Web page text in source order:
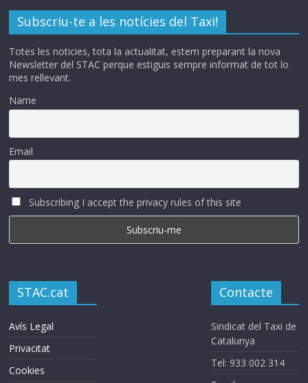
Subscriu-te a les notícies del Taxi!
Totes les noticies, tota la actualitat, estem preparant la nova
Newsletter del STAC perque estiguis sempre informat de tot lo
mes rellevant.
Name
Email
Subscribing I accept the privacy rules of this site
STAC.cat
Avís Legal
Privacitat
Cookies
Contacte
Sindicat del Taxi de
Catalunya
Tel: 933 002 314